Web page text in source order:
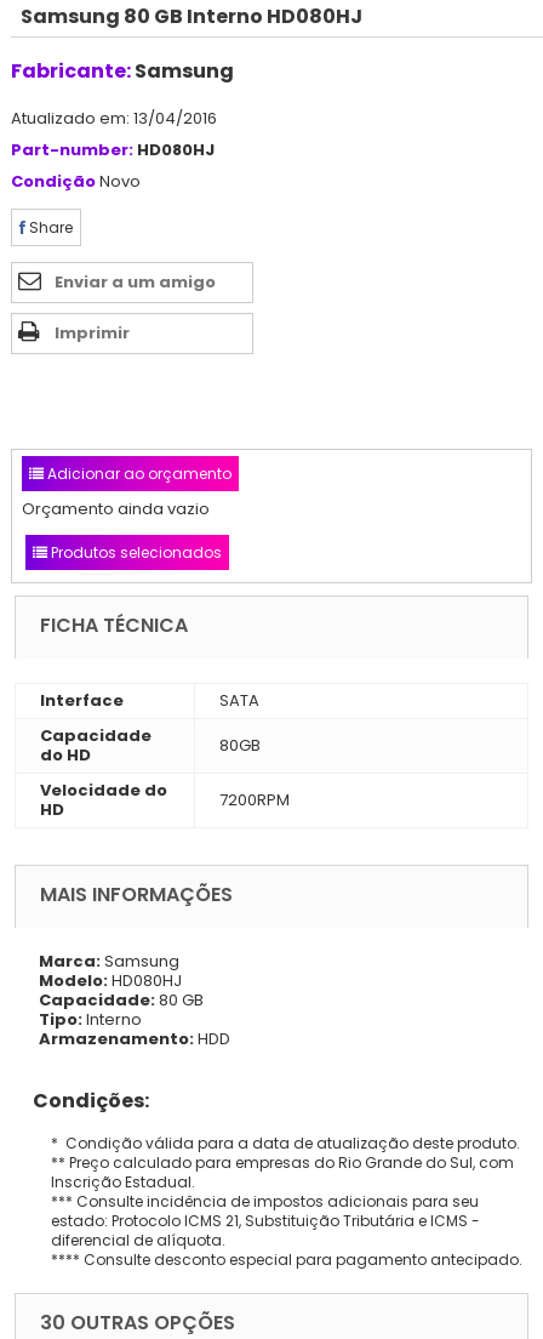
Samsung 80 GB Interno HD080HJ
Fabricante:Samsung
Atualizado em: 13/04/2016
Part-number: HD080HJ
CondiçãoNovo
Share
Enviar a um amigo
Imprimir
Adicionar ao orçamento
Orçamento ainda vazio
Produtos selecionados
FICHA TÉCNICA
Interface
SATA
Capacidade
do HD
80GB
Velocidade do
HD
7200RPM
MAIS INFORMAÇÕES
Marca:Samsung
Modelo:HD080HJ
Capacidade:80 GB
Tipo:Interno
Armazenamento:HDD
Condições:
* Condição válida para a data de atualização deste produto.
** Preço calculado para empresas do Rio Grande do Sul, com
Inscrição Estadual.
*** Consulte incidência de impostos adicionais para seu
estado: Protocolo ICMS 21, Substituição Tributária e ICMS -
diferencial de alíquota.
**** Consulte desconto especial para pagamento antecipado.
30 OUTRAS OPÇÕES